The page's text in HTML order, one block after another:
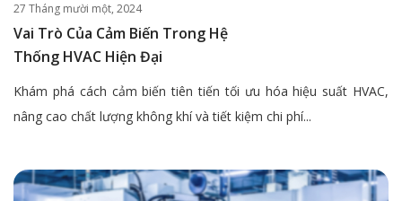
27 Tháng mười một, 2024
Vai Trò Của Cảm Biến Trong Hệ
Thống HVAC Hiện Đại
Khám phá cách cảm biến tiên tiến tối ưu hóa hiệu suất HVAC,
nâng cao chất lượng không khí và tiết kiệm chi phí...